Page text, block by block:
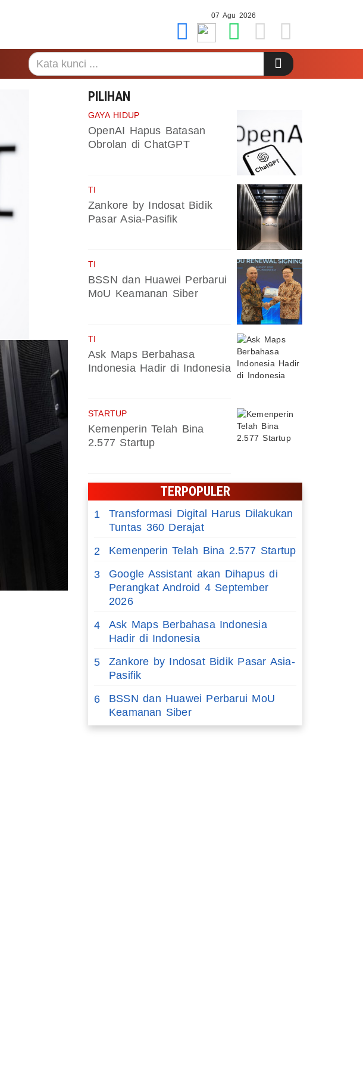
07 Agu 2026
PILIHAN
GAYA HIDUP
OpenAI Hapus Batasan
Obrolan di ChatGPT
TI
Zankore by Indosat Bidik
Pasar Asia-Pasifik
TI
BSSN dan Huawei Perbarui
MoU Keamanan Siber
TI
Ask Maps Berbahasa
Indonesia Hadir di Indonesia
STARTUP
Kemenperin Telah Bina
2.577 Startup
TERPOPULER
1
Transformasi Digital Harus Dilakukan
Tuntas 360 Derajat
2
Kemenperin Telah Bina 2.577 Startup
3
Google Assistant akan Dihapus di
Perangkat Android 4 September
2026
4
Ask Maps Berbahasa Indonesia
Hadir di Indonesia
5
Zankore by Indosat Bidik Pasar Asia-
Pasifik
6
BSSN dan Huawei Perbarui MoU
Keamanan Siber